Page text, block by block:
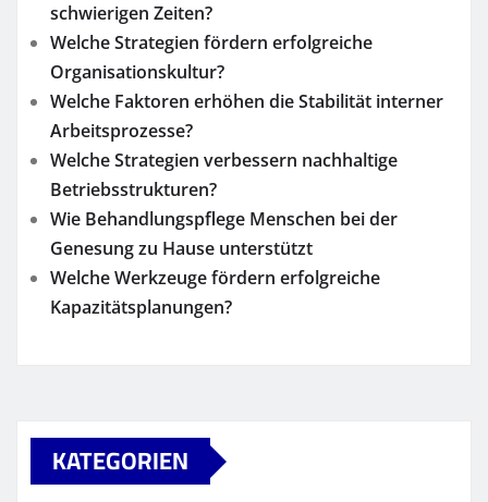
schwierigen Zeiten?
Welche Strategien fördern erfolgreiche
Organisationskultur?
Welche Faktoren erhöhen die Stabilität interner
Arbeitsprozesse?
Welche Strategien verbessern nachhaltige
Betriebsstrukturen?
Wie Behandlungspflege Menschen bei der
Genesung zu Hause unterstützt
Welche Werkzeuge fördern erfolgreiche
Kapazitätsplanungen?
KATEGORIEN